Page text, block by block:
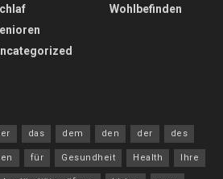
Wohlbefinden
das dem den der des
für Gesundheit Health Ihre